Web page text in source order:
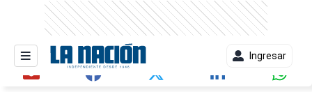
Ingresar